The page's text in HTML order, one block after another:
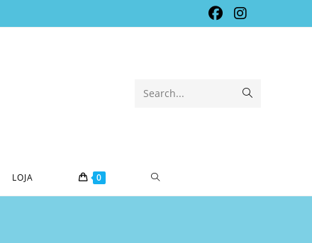
Search...
LOJA 0 TOGGLE